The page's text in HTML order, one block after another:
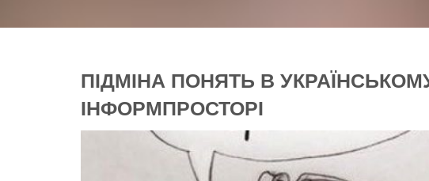
ПІДМІНА ПОНЯТЬ В
ІНФОРМПРОСТОРІ